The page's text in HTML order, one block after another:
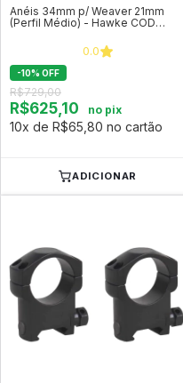
Anéis 34mm p/ Weaver 21mm
(Perfil Médio) - Hawke COD
0.0
-10% OFF
R$729,00
R$625,10 no pix
10x de R$65,80 no cartão
ADICIONAR